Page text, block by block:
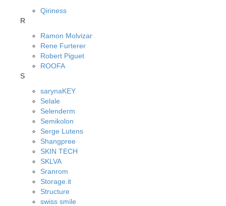
Qiriness
R
Ramon Molvizar
Rene Furterer
Robert Piguet
ROOFA
S
sarynaKEY
Selale
Selenderm
Semikolon
Serge Lutens
Shangpree
SKIN TECH
SKLVA
Sranrom
Storage.it
Structure
swiss smile